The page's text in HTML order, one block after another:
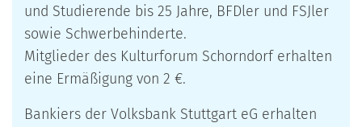
und Studierende bis 25 Jahre, BFDler und FSJler
sowie Schwerbehinderte.
Mitglieder des Kulturforum Schorndorf erhalten
eine Ermäßigung von 2 €.
Bankiers der Volksbank Stuttgart eG erhalten